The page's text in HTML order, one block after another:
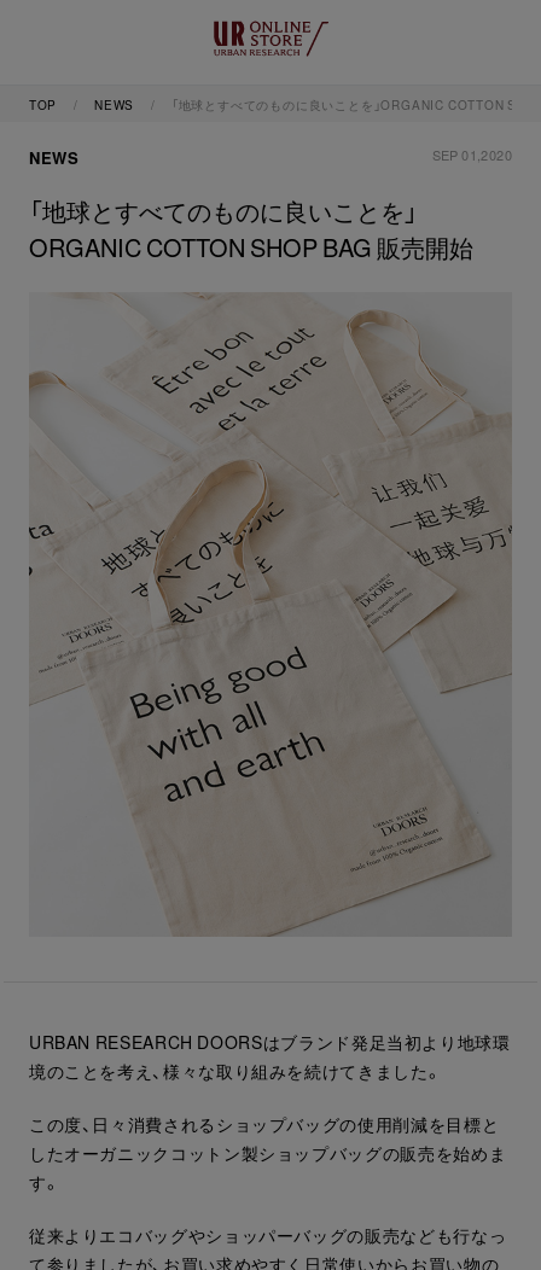
TOP NEWS 「地球とすべてのものに良いことを」ORGANIC COTTON
NEWS SEP 01,2020
「地球とすべてのものに良いことを」
ORGANIC COTTON SHOP BAG 販売開始
URBAN RESEARCH DOORSはブランド発足当初より地球環
境のことを考え、様々な取り組みを続けてきました。
この度、日々消費されるショップバッグの使用削減を目標と
したオーガニックコットン製ショップバッグの販売を始めま
す。
従来よりエコバッグやショッパーバッグの販売なども行なっ
て参りましたが、お買い求めやすく日常使いからお買い物の